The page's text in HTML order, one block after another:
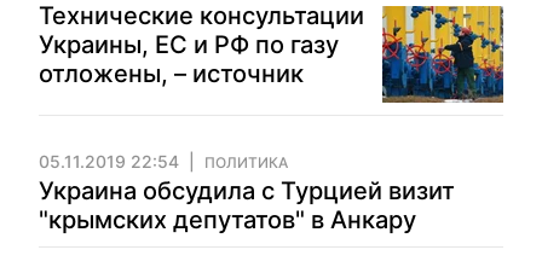
Технические консультации
Украины, ЕС и РФ по газу
отложены, – источник
05.11.2019 22:54 ПОЛИТИКА
Украина обсудила с Турцией визит
"крымских депутатов" в Анкару